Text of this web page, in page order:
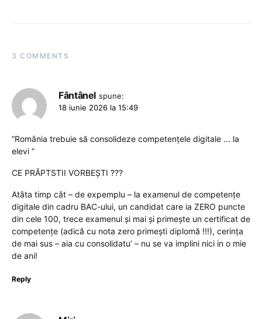
3 COMMENTS
Fântânel spune:
18 iunie 2026 la 15:49
”România trebuie să consolideze competențele digitale … la
elevi ”
CE PRĂPTSTII VORBEȘTI ???
Atâta timp cât – de expemplu – la examenul de competențe
digitale din cadru BAC-ului, un candidat care ia ZERO puncte
din cele 100, trece examenul și mai și primește un certificat de
competențe (adică cu nota zero primești diplomă !!!), cerința
de mai sus – aia cu consolidatu’ – nu se va implini nici in o mie
de ani!
Reply